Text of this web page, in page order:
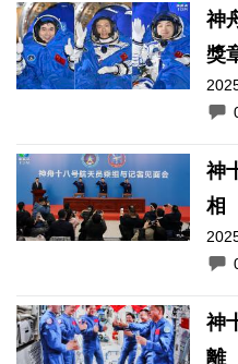
神
獎
神
相
神
離